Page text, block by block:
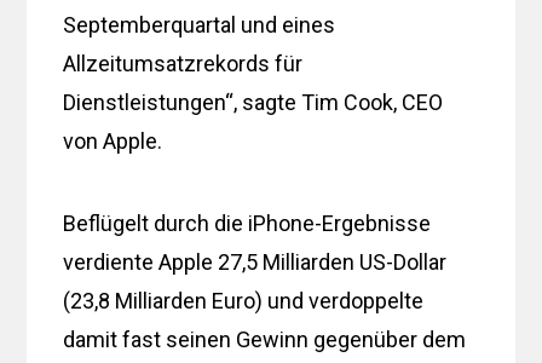
Septemberquartal und eines
Allzeitumsatzrekords für
Dienstleistungen“, sagte Tim Cook, CEO
von Apple.
Beflügelt durch die iPhone-Ergebnisse
verdiente Apple 27,5 Milliarden US-Dollar
(23,8 Milliarden Euro) und verdoppelte
damit fast seinen Gewinn gegenüber dem